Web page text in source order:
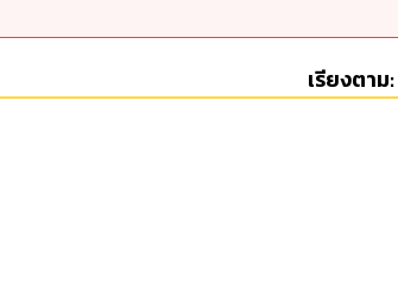
เรียงตาม: